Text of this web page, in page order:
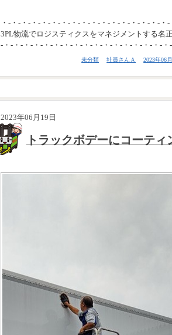
・-・-・-・-・-・-・-・-・-・-・-・-・-・-・-・-・-
3PL物流でロジスティクスをマネジメントする名正
-・-・-・-・-・-・-・-・-・-・-・-・-・-・-・-・-・-
未分類 社員さんＡ 2023年06
2023年06月19日
トラックボデーにコーテ